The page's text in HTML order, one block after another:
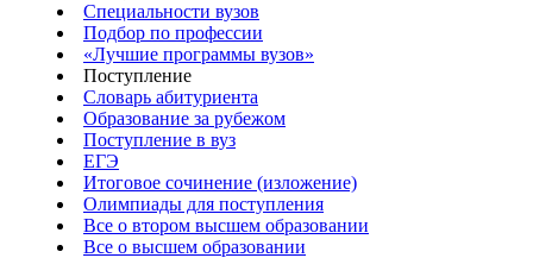
Специальности вузов
Подбор по профессии
«Лучшие программы вузов»
Поступление
Словарь абитуриента
Образование за рубежом
Поступление в вуз
ЕГЭ
Итоговое сочинение (изложение)
Олимпиады для поступления
Все о втором высшем образовании
Все о высшем образовании